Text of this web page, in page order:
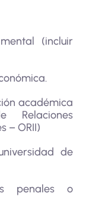
(incluir
académica
– ORII)
de
penales o